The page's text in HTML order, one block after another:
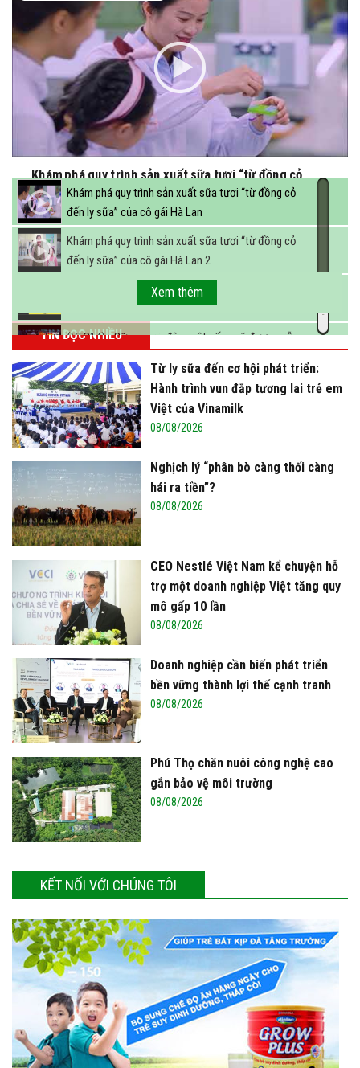
Khám phá quy trình sản xuất sữa tươi “từ đồng cỏ
đến ly sữa” của cô gái Hà Lan
Khám phá quy trình sản xuất sữa tươi “từ đồng cỏ
đến ly sữa” của cô gái Hà Lan
Khám phá quy trình sản xuất sữa tươi “từ đồng cỏ
đến ly sữa” của cô gái Hà Lan 2
FBNC - Ngành sữa hướng tới mục tiêu 3,4 tỷ lít sữa
(VTC14) - Sữa ngoại, động vật sống sẽ được miễn
Xem thêm
TIN ĐỌC NHIỀU
Từ ly sữa đến cơ hội phát triển:
Hành trình vun đắp tương lai trẻ em
Việt của Vinamilk
08/08/2026
Nghịch lý “phân bò càng thối càng
hái ra tiền”?
08/08/2026
CEO Nestlé Việt Nam kể chuyện hỗ
trợ một doanh nghiệp Việt tăng quy
mô gấp 10 lần
08/08/2026
Doanh nghiệp cần biến phát triển
bền vững thành lợi thế cạnh tranh
08/08/2026
Phú Thọ chăn nuôi công nghệ cao
gắn bảo vệ môi trường
08/08/2026
KẾT NỐI VỚI CHÚNG TÔI